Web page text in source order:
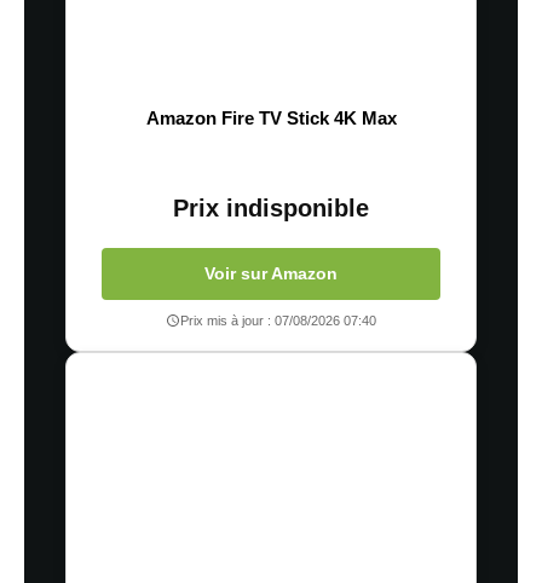
Amazon Fire TV Stick 4K Max
Prix indisponible
Voir sur Amazon
Prix mis à jour : 07/08/2026 07:40